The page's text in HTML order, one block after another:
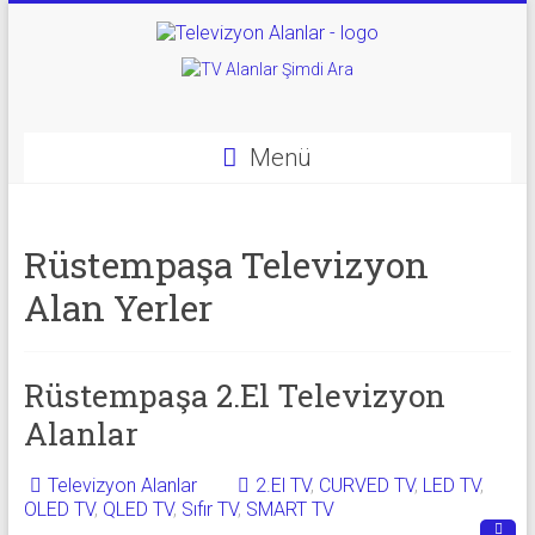
Televizyon
Televizyon
Alanlar
TV
Alanlar
İkinci
El
Menü
Rüstempaşa Televizyon
Alan Yerler
Rüstempaşa 2.El Televizyon
Alanlar
Televizyon Alanlar 2.El TV, CURVED TV, LED TV,
OLED TV, QLED TV, Sıfır TV, SMART TV